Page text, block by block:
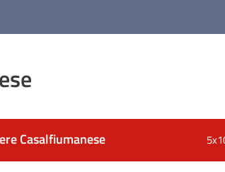
Casalfiumanese